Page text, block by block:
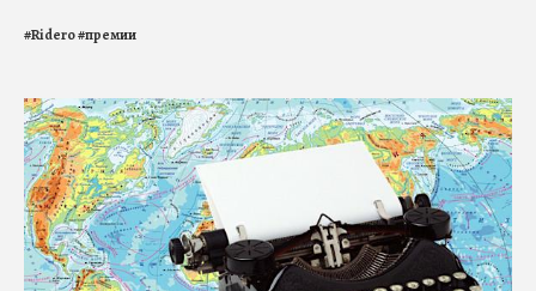
#Ridero#премии